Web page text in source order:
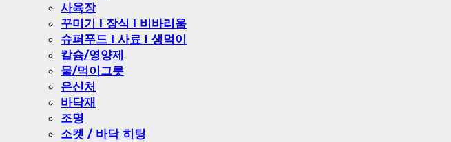
사육장
꾸미기 l 장식 l 비바리움
슈퍼푸드 l 사료 l 생먹이
칼슘/영양제
물/먹이그릇
은신처
바닥재
조명
소켓 / 바닥 히팅